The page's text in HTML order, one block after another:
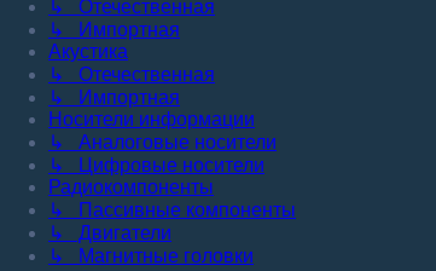
↳ Отечественная
↳ Импортная
Акустика
↳ Отечественная
↳ Импортная
Носители информации
↳ Аналоговые носители
↳ Цифровые носители
Радиокомпоненты
↳ Пассивные компоненты
↳ Двигатели
↳ Магнитные головки